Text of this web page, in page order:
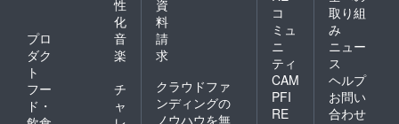
性
化
プロ
ダク
ト
音
楽
フー
ド・
チ
ャ
資
料
請
求
クラウドファ
ンディングの
ノウハウを無
コ
ミュ
ニ
ティ
CAM
PFI
RE
取り組
み
ニュー
ス
ヘルプ
お問い
合わせ